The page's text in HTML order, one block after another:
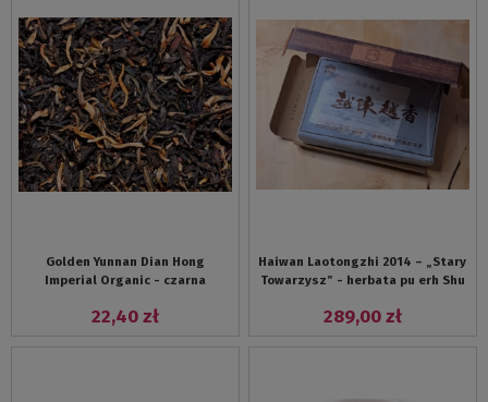
Golden Yunnan Dian Hong
Imperial Organic - czarna
22,40 zł
Haiwan Laotongzhi 2014 – „Stary
Towarzysz” - herbata pu erh Shu
289,00 zł